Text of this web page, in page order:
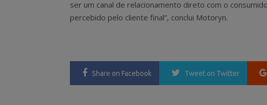
ser um canal de relacionamento direto com o
percebido pelo cliente final”, conclui Motoryn.
Share on Facebook Tweet on Twitter